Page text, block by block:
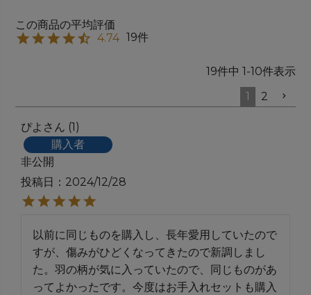
4.74 19
19件中 1-10件表示
1
2
ぴよ
1
購入者
非公開
投稿日
2024/12/28
以前に同じものを購入し、長年愛用していたので
すが、傷みがひどくなってきたので新調しまし
た。羽の柄が気に入っていたので、同じものがあ
ってよかったです。今度はお手入れセットも購入